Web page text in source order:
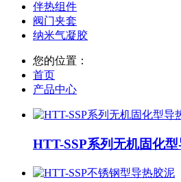
伴热组件
阀门夹套
纳米气凝胶
您的位置：
首页
产品中心
HTT-SSP系列无机固化